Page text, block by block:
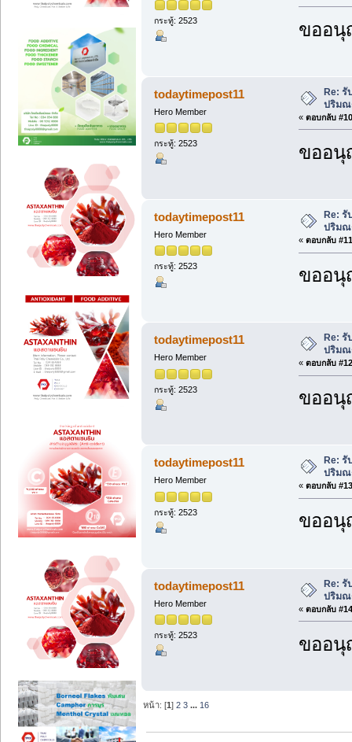
กระทู้: 2523 ขออนุ
todaytimepost11
Hero Member
กระทู้: 2523
Re: รั
ปริม
« ตอบกลับ
ขออนุ
todaytimepost11
Hero Member
กระทู้: 2523
Re: รั
ปริม
« ตอบกลับ
ขออนุ
todaytimepost11
Hero Member
กระทู้: 2523
Re: รั
ปริม
« ตอบกลับ
ขออนุ
todaytimepost11
Hero Member
กระทู้: 2523
Re: รั
ปริม
« ตอบกลับ
ขออนุ
todaytimepost11
Hero Member
กระทู้: 2523
Re: รั
ปริม
« ตอบกลับ
ขออนุ
หน้า: [1]2 3 ... 16